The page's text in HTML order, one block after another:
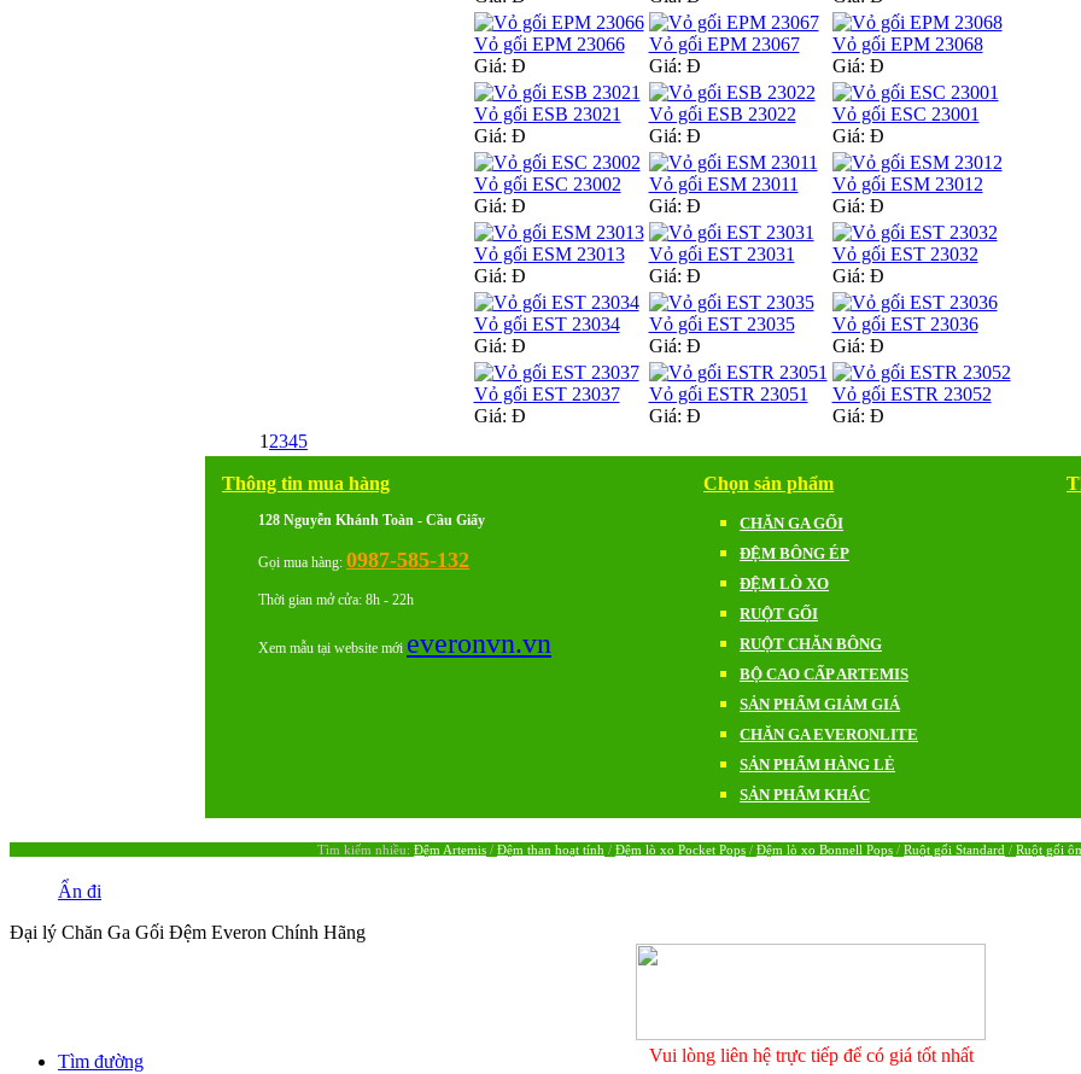
Vỏ gối EPM 23066
Giá: Đ
Vỏ gối EPM 23067
Giá: Đ
Vỏ gối EPM 23068
Giá: Đ
Vỏ gối ESB 23021
Giá: Đ
Vỏ gối ESB 23022
Giá: Đ
Vỏ gối ESC 23001
Giá: Đ
Vỏ gối ESC 23002
Giá: Đ
Vỏ gối ESM 23011
Giá: Đ
Vỏ gối ESM 23012
Giá: Đ
Vỏ gối ESM 23013
Giá: Đ
Vỏ gối EST 23031
Giá: Đ
Vỏ gối EST 23032
Giá: Đ
Vỏ gối EST 23034
Giá: Đ
Vỏ gối EST 23035
Giá: Đ
Vỏ gối EST 23036
Giá: Đ
Vỏ gối EST 23037
Giá: Đ
Vỏ gối ESTR 23051
Giá: Đ
Vỏ gối ESTR 23052
Giá: Đ
1 2345
Thông tin mua hàng Chọn sản phẩm
128 Nguyễn Khánh Toàn - Cầu Giấy
Gọi mua hàng: 0987-585-132
Thời gian mở cửa: 8h - 22h
Xem mẫu tại website mới everonvn.vn
CHĂN GA GỐI
ĐỆM BÔNG ÉP
ĐỆM LÒ XO
RUỘT GỐI
RUỘT CHĂN BÔNG
BỘ CAO CẤP ARTEMIS
SẢN PHẨM GIẢM GIÁ
CHĂN GA EVERONLITE
SẢN PHẨM HÀNG LẺ
SẢN PHẨM KHÁC
Tìm kiếm nhiều: Đệm Artemis / Đệm than hoạt tính / Đệm lò xo Pocket Pops / Đệm lò xo Bonnell Pops / Ruột gối Standard / Ruột gối
Ẩn đi
Đại lý Chăn Ga Gối Đệm Everon Chính Hãng
Vui lòng liên hệ trực tiếp để có giá tốt nhất
Tìm đường